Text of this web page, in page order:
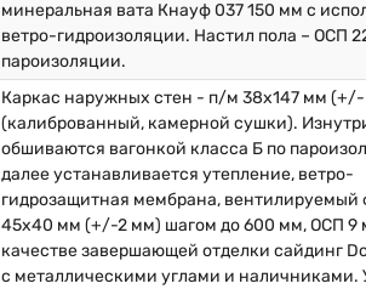
минеральная вата Кнауф 037 150 мм с
ветро-гидроизоляции. Настил пола – ОСП
пароизоляции.
Каркас наружных стен - п/м 38х147 мм
(калиброванный, камерной сушки).
обшиваются вагонкой класса Б по
далее устанавливается утепление, ветро-
гидрозащитная мембрана,
45х40 мм (+/-2 мм) шагом до 600 мм, ОСП 9
качестве завершающей отделки сайдинг
с металлическими углами и наличниками.